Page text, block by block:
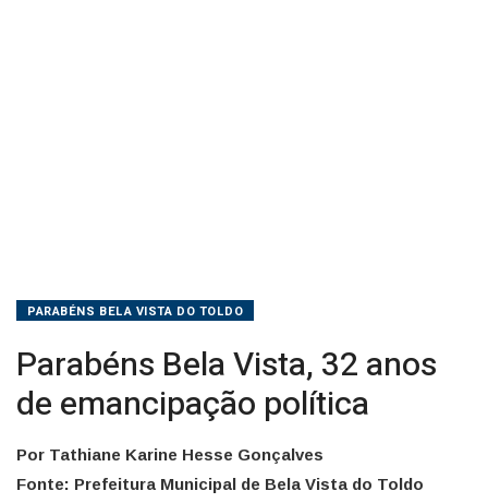
PARABÉNS BELA VISTA DO TOLDO
Parabéns Bela Vista, 32 anos
de emancipação política
Por Tathiane Karine Hesse Gonçalves
Fonte: Prefeitura Municipal de Bela Vista do Toldo